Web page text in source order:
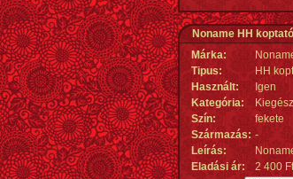
Noname HH koptató
Márka:
Tipus:
HH
Használt:
Igen
Kategória:
Szín:
fekete
Származás: -
Leírás:
Eladási ár:
2 400 Ft